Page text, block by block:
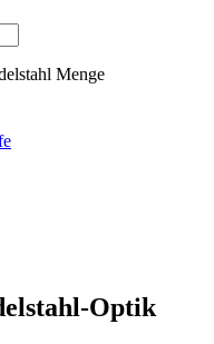
Menge
Optik